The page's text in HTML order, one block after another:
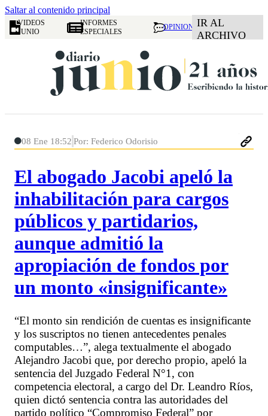
Saltar al contenido principal
VIDEOS
JUNIO
INFORMES
ESPECIALES
OPINION IR AL
ARCHIVO
08 Ene 18:52 Por: Federico Odorisio
El abogado Jacobi apeló la
inhabilitación para cargos
públicos y partidarios,
aunque admitió la
apropiación de fondos por
un monto «insignificante»
“El monto sin rendición de cuentas es insignificante
y los suscriptos no tienen antecedentes penales
computables…”, alega textualmente el abogado
Alejandro Jacobi que, por derecho propio, apeló la
sentencia del Juzgado Federal N°1, con
competencia electoral, a cargo del Dr. Leandro Ríos,
quien dictó sentencia contra las autoridades del
partido político “Compromiso Federal” por